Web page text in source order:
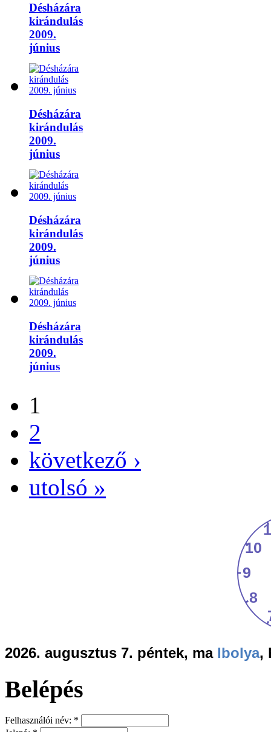
Désházára
kirándulás
2009.
június
Désházára
kirándulás
2009.
június
Désházára
kirándulás
2009.
június
Désházára
kirándulás
2009.
június
1
2
következő ›
utolsó »
2026. augusztus 7. péntek, ma Ibolya,
Belépés
Felhasználói név: *